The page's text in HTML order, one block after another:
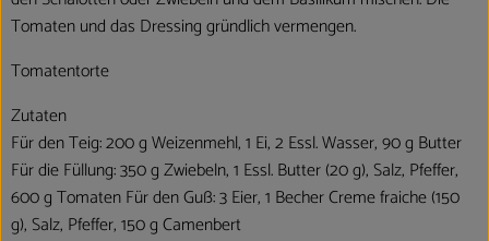
Tomaten und das Dressing gründlich vermengen.
Tomatentorte
Zutaten
Für den Teig: 200 g Weizenmehl, 1 Ei, 2 Essl. Wasser, 90 g Butter
Für die Füllung: 350 g Zwiebeln, 1 Essl. Butter (20 g), Salz, Pfeffer,
600 g Tomaten Für den Guß: 3 Eier, 1 Becher Creme fraiche (150
g), Salz, Pfeffer, 150 g Camenbert